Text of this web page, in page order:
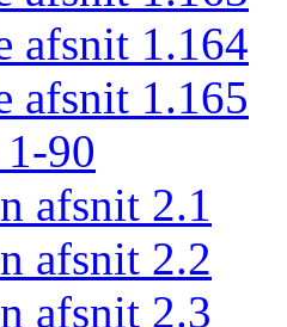
afsnit 1.164
afsnit 1.165
90
afsnit 2.1
afsnit 2.2
afsnit 2.3